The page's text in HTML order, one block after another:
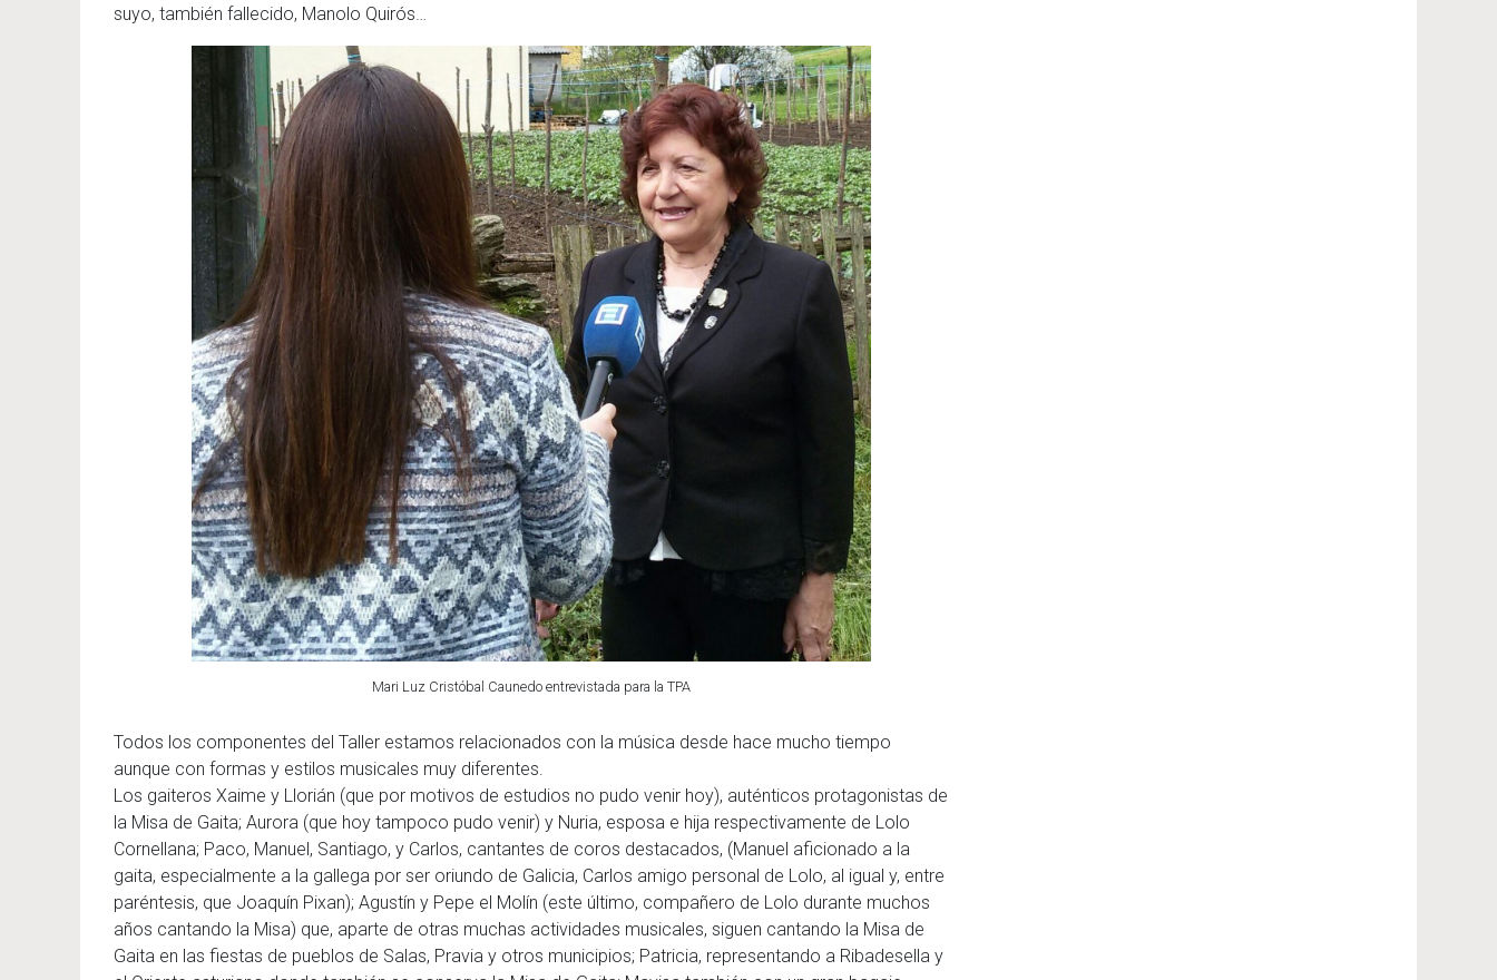
suyo, también fallecido, Manolo Quirós…
Mari Luz Cristóbal Caunedo entrevistada para la TPA
Todos los componentes del Taller estamos relacionados con la música desde hace mucho tiempo
aunque con formas y estilos musicales muy diferentes.
Los gaiteros Xaime y Llorián (que por motivos de estudios no pudo venir hoy), auténticos protagonistas de
la Misa de Gaita; Aurora (que hoy tampoco pudo venir) y Nuria, esposa e hija respectivamente de Lolo
Cornellana; Paco, Manuel, Santiago, y Carlos, cantantes de coros destacados, (Manuel aficionado a la
gaita, especialmente a la gallega por ser oriundo de Galicia, Carlos amigo personal de Lolo, al igual y, entre
paréntesis, que Joaquín Pixan); Agustín y Pepe el Molín (este último, compañero de Lolo durante muchos
años cantando la Misa) que, aparte de otras muchas actividades musicales, siguen cantando la Misa de
Gaita en las fiestas de pueblos de Salas, Pravia y otros municipios; Patricia, representando a Ribadesella y